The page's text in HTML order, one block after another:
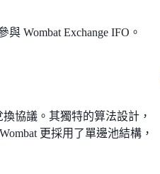
Wombat Exchange IFO。
協議。其獨特的算法設計，
更採用了單邊池結構，